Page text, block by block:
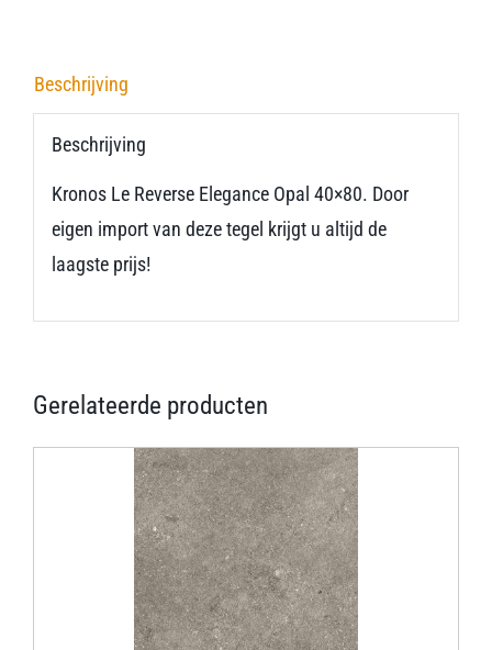
Beschrijving
Beschrijving
Kronos Le Reverse Elegance Opal 40×80. Door
eigen import van deze tegel krijgt u altijd de
laagste prijs!
Gerelateerde producten